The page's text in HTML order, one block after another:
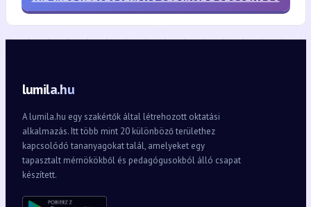
lumila.hu
A lumila.hu egy szakértők által létrehozott oktatási
alkalmazás. Itt több mint 20 különböző területhez
kapcsolódó tananyagokat talál, amelyeket egy
tapasztalt mérnökökből és pedagógusokból álló csapat
készített.